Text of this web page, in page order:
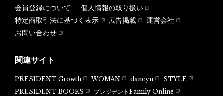
会員登録について
個人情報の取り扱い
特定商取引法に基づく表示
広告掲載
運営会社
お問い合わせ
関連サイト
PRESIDENT Growth WOMAN dancyu
STYLE
PRESIDENT BOOKS
プレジデントFamily Online